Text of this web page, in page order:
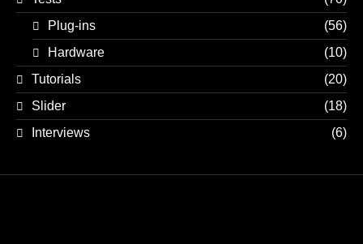
Plug-ins
(56)
Hardware
(10)
Tutorials
(20)
Slider
(18)
Interviews
(6)